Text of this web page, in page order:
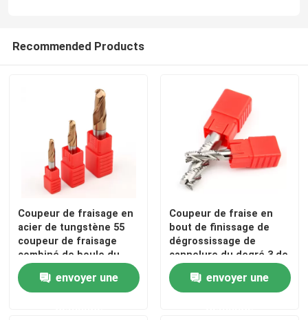
Recommended Products
Coupeur de fraisage en
acier de tungstène 55
coupeur de fraisage
combiné de boule du
carbure 2-Edge de
degré
envoyer une
Coupeur de fraise en
bout de finissage de
dégrossissage de
cannelure du degré 3 de
HRC 55 pour l'aluminium
envoyer une